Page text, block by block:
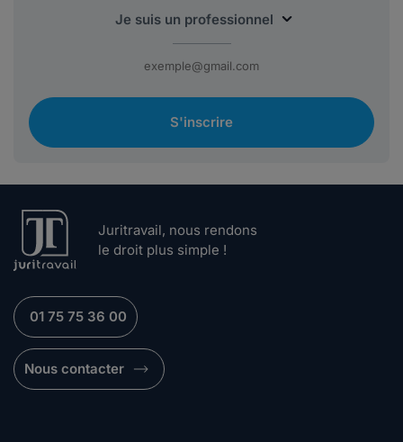
S'inscrire
Juritravail, nous rendons
le droit plus simple !
01 75 75 36 00
Nous contacter